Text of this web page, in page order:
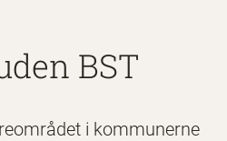
BST
i kommunerne